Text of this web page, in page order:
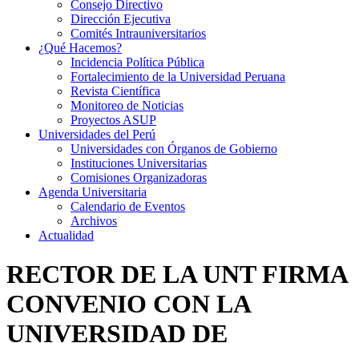
Consejo Directivo
Dirección Ejecutiva
Comités Intrauniversitarios
¿Qué Hacemos?
Incidencia Política Pública
Fortalecimiento de la Universidad Peruana
Revista Científica
Monitoreo de Noticias
Proyectos ASUP
Universidades del Perú
Universidades con Órganos de Gobierno
Instituciones Universitarias
Comisiones Organizadoras
Agenda Universitaria
Calendario de Eventos
Archivos
Actualidad
RECTOR DE LA UNT FIRMA
CONVENIO CON LA
UNIVERSIDAD DE